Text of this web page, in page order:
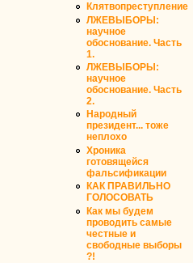
Клятвопреступление
ЛЖЕВЫБОРЫ:
научное
обоснование. Часть
1.
ЛЖЕВЫБОРЫ:
научное
обоснование. Часть
2.
Народный
президент... тоже
неплохо
Хроника
готовящейся
фальсификации
КАК ПРАВИЛЬНО
ГОЛОСОВАТЬ
Как мы будем
проводить самые
честные и
свободные выборы
?!